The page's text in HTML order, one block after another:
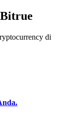
di